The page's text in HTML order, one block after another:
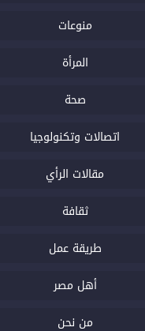
منوعات
المرأة
صحة
اتصالات وتكنولوجيا
مقالات الرأي
ثقافة
طريقة عمل
أهل مصر
من نحن